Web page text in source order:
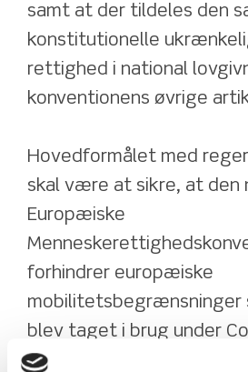
samt at der tildeles den
konstitutionelle
rettighed i national
konventionens øvrige
Hovedformålet med
skal være at sikre, at den
Europæiske
forhindrer europæiske
mobilitetsbegrænsninger
blev taget i brug under
pandemien. Samtidig skal